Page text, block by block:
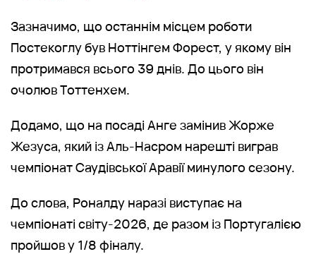
Зазначимо, що останнім місцем роботи
Постекоглу був Ноттінгем Форест, у якому він
протримався всього 39 днів. До цього він
очолюв Тоттенхем.
Додамо, що на посаді Анге замінив Жорже
Жезуса, який із Аль-Насром нарешті виграв
чемпіонат Саудівської Аравії минулого сезону.
До слова, Роналду наразі виступає на
чемпіонаті світу-2026, де разом із Португалією
пройшов у 1/8 фіналу.